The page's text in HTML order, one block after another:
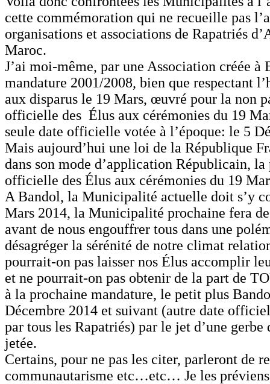
cette commémoration qui ne recueille pas
organisations et associations de Rapatriés
Maroc.
J’ai moi-même, par une Association créée à
mandature 2001/2008, bien que respectant
aux disparus le 19 Mars, œuvré pour la non
officielle des Élus aux cérémonies du 19
seule date officielle votée à l’époque: le 5
Mais aujourd’hui une loi de la République
dans son mode d’application Républicain,
officielle des Élus aux cérémonies du 19
A Bandol, la Municipalité actuelle doit s’y
Mars 2014, la Municipalité prochaine fera
avant de nous engouffrer tous dans une
désagréger la sérénité de notre climat
pourrait-on pas laisser nos Élus accomplir
et ne pourrait-on pas obtenir de la part de
à la prochaine mandature, le petit plus
Décembre 2014 et suivant (autre date
par tous les Rapatriés) par le jet d’une gerbe
jetée.
Certains, pour ne pas les citer, parleront de
communautarisme etc…etc… Je les